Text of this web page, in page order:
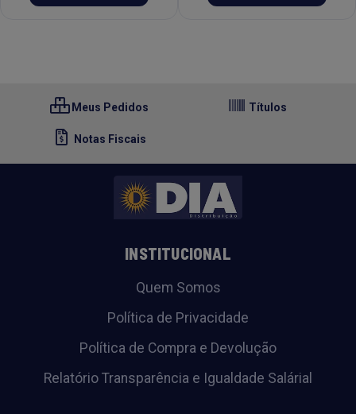
Meus Pedidos Títulos
Notas Fiscais
INSTITUCIONAL
Quem Somos
Política de Privacidade
Política de Compra e Devolução
Relatório Transparência e Igualdade Salárial